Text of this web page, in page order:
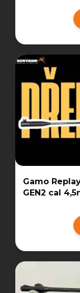
Gamo
GEN2 cal